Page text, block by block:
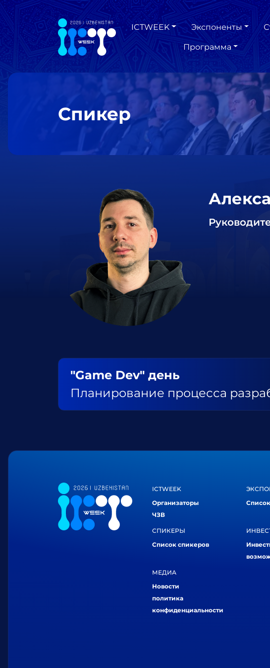
ICTWEEK Экспоненты
Программа
Спикер
"Game Dev" день
Планирование процесса
ICTWEEK
Организаторы
ЧЗВ
СПИКЕРЫ
Список спикеров
МЕДИА
Новости
политика
конфиденциальности